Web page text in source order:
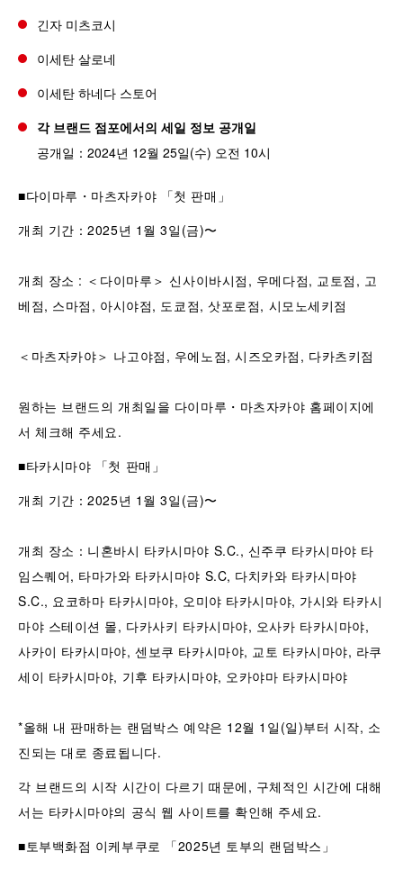
긴자 미츠코시
이세탄 살로네
이세탄 하네다 스토어
각 브랜드 점포에서의 세일 정보 공개일
공개일：2024년 12월 25일(수) 오전 10시
■다이마루・마츠자카야 「첫 판매」
개최 기간：2025년 1월 3일(금)〜
개최 장소 : ＜다이마루＞ 신사이바시점, 우메다점, 교토점, 고
베점, 스마점, 아시야점, 도쿄점, 삿포로점, 시모노세키점
＜마츠자카야＞ 나고야점, 우에노점, 시즈오카점, 다카츠키점
원하는 브랜드의 개최일을 다이마루・마츠자카야 홈페이지에
서 체크해 주세요.
■타카시마야 「첫 판매」
개최 기간：2025년 1월 3일(금)〜
개최 장소：니혼바시 타카시마야 S.C., 신주쿠 타카시마야 타
임스퀘어, 타마가와 타카시마야 S.C, 다치카와 타카시마야
S.C., 요코하마 타카시마야, 오미야 타카시마야, 가시와 타카시
마야 스테이션 몰, 다카사키 타카시마야, 오사카 타카시마야,
사카이 타카시마야, 센보쿠 타카시마야, 교토 타카시마야, 라쿠
세이 타카시마야, 기후 타카시마야, 오카야마 타카시마야
*올해 내 판매하는 랜덤박스 예약은 12월 1일(일)부터 시작, 소
진되는 대로 종료됩니다.
각 브랜드의 시작 시간이 다르기 때문에, 구체적인 시간에 대해
서는 타카시마야의 공식 웹 사이트를 확인해 주세요.
■토부백화점 이케부쿠로 「2025년 토부의 랜덤박스」